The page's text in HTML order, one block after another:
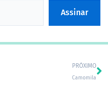
Assinar
PRÓXIMO
Camomila